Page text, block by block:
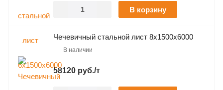
В корзину
Чечевичный стальной лист 8х1500х6000
В наличии
58120 руб./т